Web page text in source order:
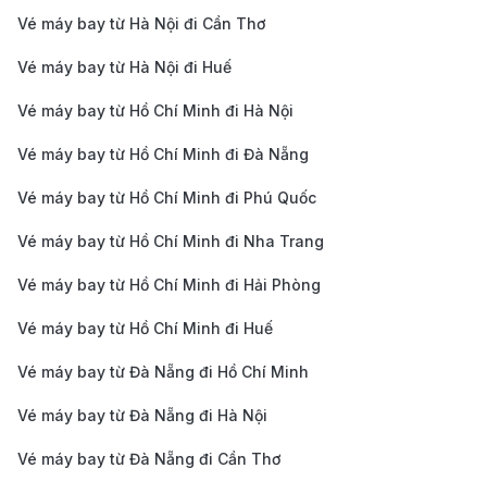
Tàu RER B: Tuyến tàu nhanh RER B chạy từ trung
bình khoảng 11 – 12 EUR/lượt. Đây là cách nhanh
và tiết kiệm nhất.
Xe bus sân bay (Roissybus):Khởi hành từ Opéra
tiện cho du khách mang nhiều hành lý.
Xe bus đêm (Noctilien): Nếu bay đêm, bạn có thể
đi xe bus Noctilien N140/N143, giá vé khoảng 8
trọn gói: từ trung tâm Paris đến CDG khoảng 53
Vé máy bay từ Hà Nội đi Cần Thơ
Vé máy bay từ Hà Nội đi Huế
Vé máy bay từ Hồ Chí Minh đi Hà Nội
Vé máy bay từ Hồ Chí Minh đi Đà Nẵng
Vé máy bay từ Hồ Chí Minh đi Phú Quốc
Vé máy bay từ Hồ Chí Minh đi Nha Trang
Vé máy bay từ Hồ Chí Minh đi Hải Phòng
Vé máy bay từ Hồ Chí Minh đi Huế
Vé máy bay từ Đà Nẵng đi Hồ Chí Minh
Vé máy bay từ Đà Nẵng đi Hà Nội
Vé máy bay từ Đà Nẵng đi Cần Thơ